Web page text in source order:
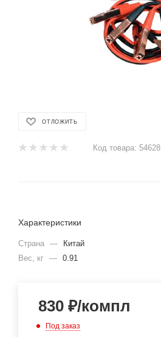
ОТЛОЖИТЬ
Код товара: 54628
Характеристики
Страна —
Китай
Вес, кг — 0.91
830 ₽/компл
Под заказ